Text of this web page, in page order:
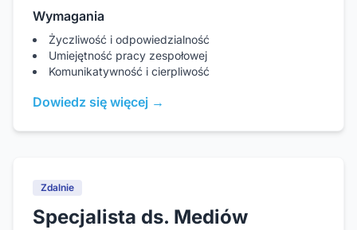
Wymagania
Życzliwość i odpowiedzialność
Umiejętność pracy zespołowej
Komunikatywność i cierpliwość
Dowiedz się więcej →
Zdalnie
Specjalista ds. Mediów